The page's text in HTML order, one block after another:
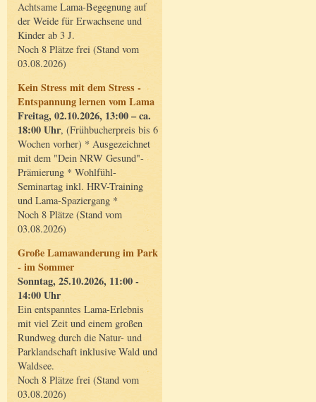
Achtsame Lama-Begegnung auf
der Weide für Erwachsene und
Kinder ab 3 J.
Noch 8 Plätze frei (Stand vom
03.08.2026)
Kein Stress mit dem Stress -
Entspannung lernen vom Lama
Freitag, 02.10.2026, 13:00 – ca.
18:00 Uhr, (Frühbucherpreis bis 6
Wochen vorher) * Ausgezeichnet
mit dem "Dein NRW Gesund"-
Prämierung * Wohlfühl-
Seminartag inkl. HRV-Training
und Lama-Spaziergang *
Noch 8 Plätze (Stand vom
03.08.2026)
Große Lamawanderung im Park
- im Sommer
Sonntag, 25.10.2026, 11:00 -
14:00 Uhr
Ein entspanntes Lama-Erlebnis
mit viel Zeit und einem großen
Rundweg durch die Natur- und
Parklandschaft inklusive Wald und
Waldsee.
Noch 8 Plätze frei (Stand vom
03.08.2026)